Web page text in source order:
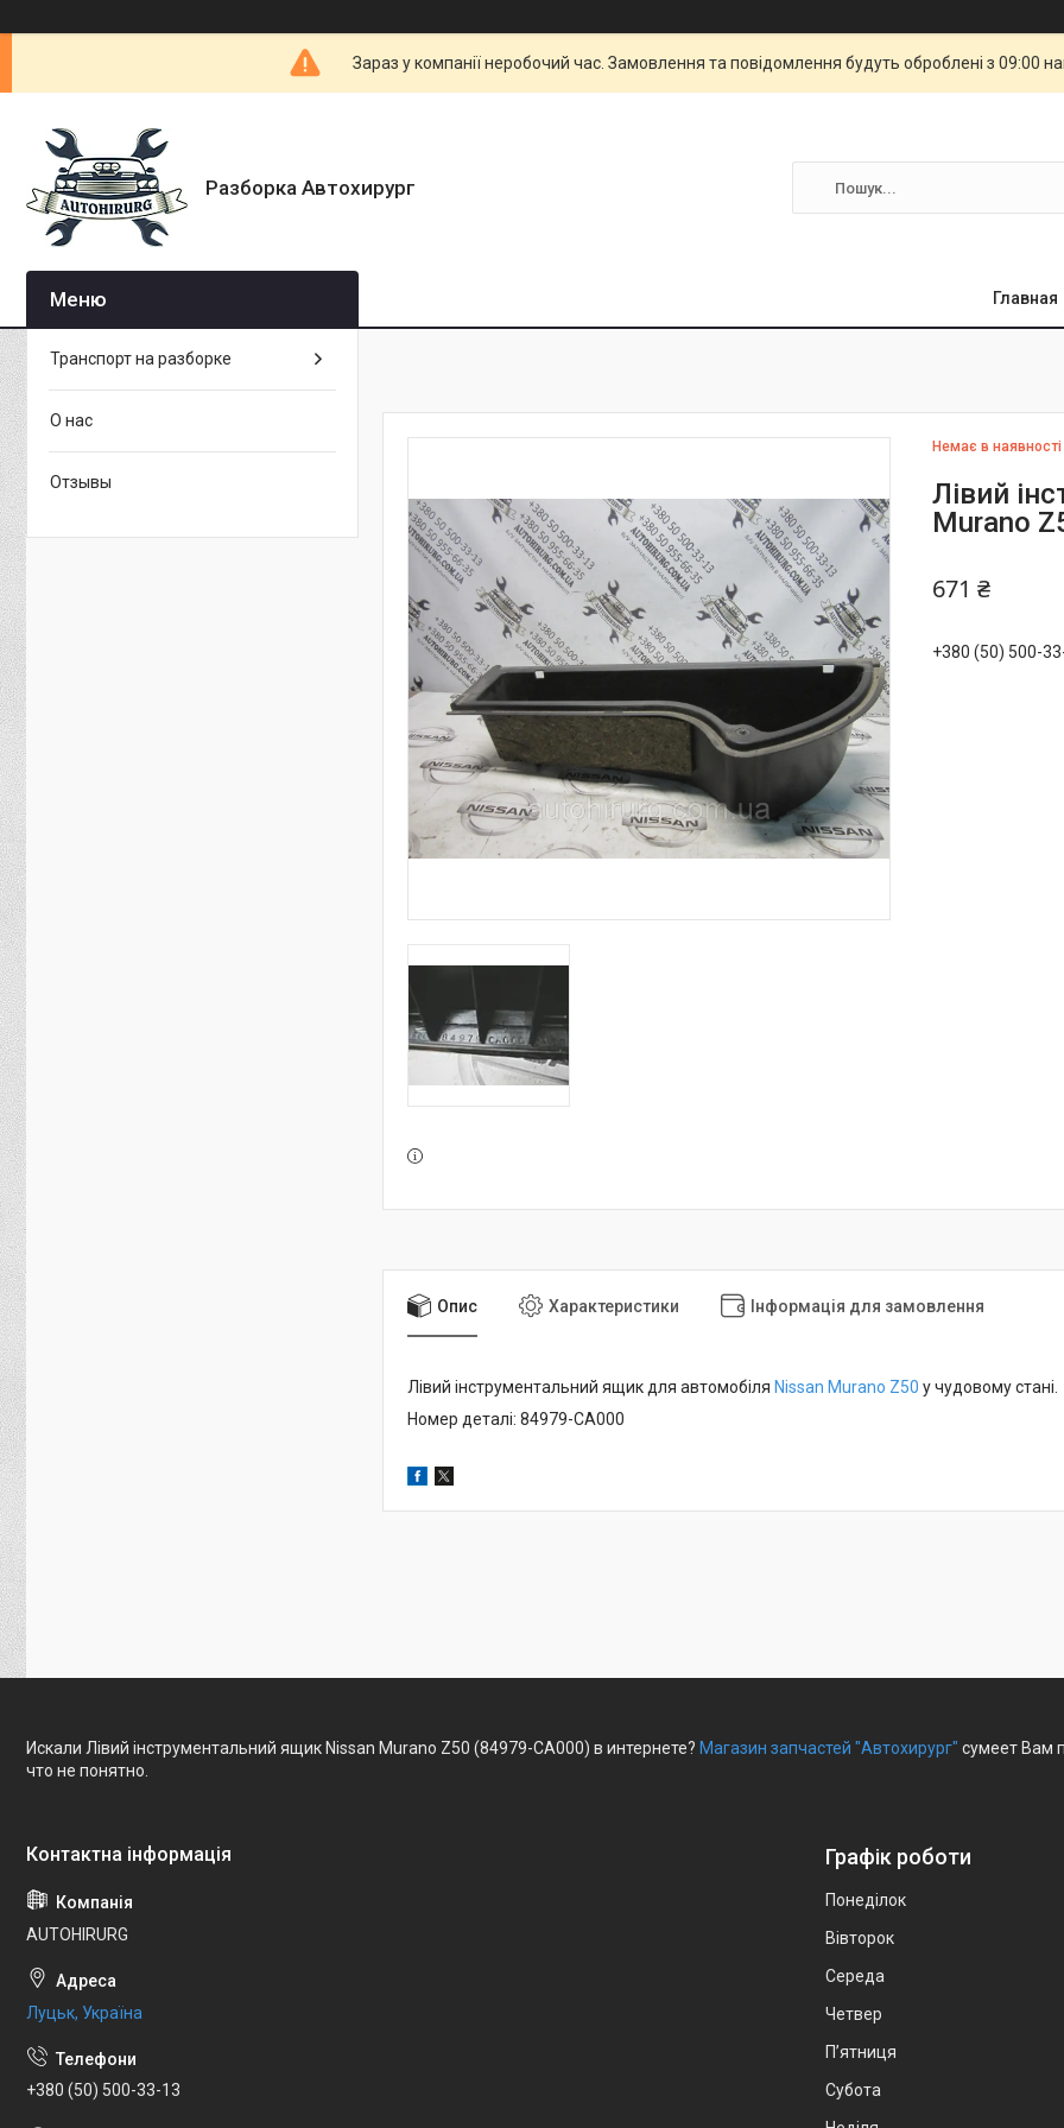
Зараз у компанії неробочий час. Замовлення та повідомлення будуть оброблені з 09:00
Разборка Автохирург
Главная
Немає в наявності
Лівий
Murano
671 ₴
+380 (50) 500-
Опис Характеристики Інформація для замовлення
Лівий інструментальний ящик для автомобіля Nissan Murano Z50 у чудовому стані.
Номер деталі: 84979-CA000
Транспорт на разборке
О нас
Отзывы
Искали Лівий інструментальний ящик Nissan Murano Z50 (84979-CA000) в интернете? Магазин запчастей "Автохирург" сумеет Вам
что не понятно.
AUTOHIRURG
Луцьк, Україна
+380 (50) 500-33-13
Графік роботи
Понеділок
Вівторок
Середа
Четвер
Пʼятниця
Субота